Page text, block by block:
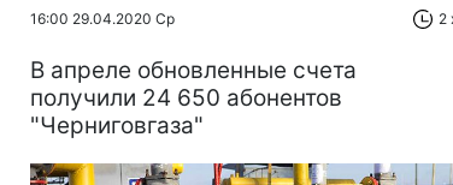
16:00 29.04.2020 Ср 2
В апреле обновленные счета
получили 24 650 абонентов
"Черниговгаза"